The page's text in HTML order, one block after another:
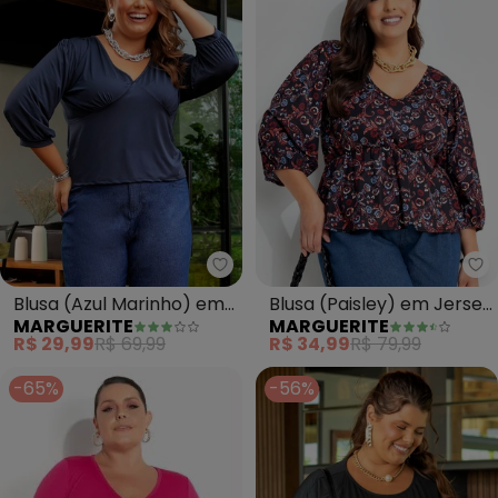
Marguerite - Blusa (Azul
Blusa (Azul Marinho) em
Malha Fria
MARGUERITE
R$ 29,99R$ 69,99
Blusa (Paisley) em Jersey
Acetinado
MARGUERITE
R$ 34,99R$ 79,99
-65%
-56%